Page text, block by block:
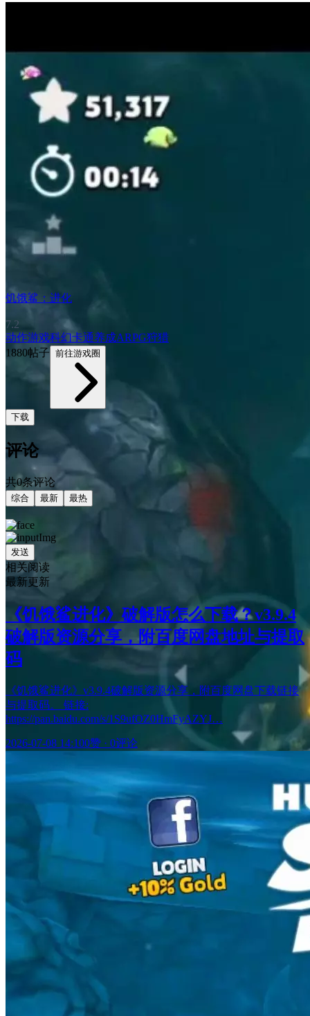
饥饿鲨：进化
7.2
动作游戏科幻卡通养成ARPG狩猎
1880帖子 前往游戏圈
下载
评论
共0条评论
综合 最新 最热
发送
相关阅读
最新更新
《饥饿鲨进化》破解版怎么下载？v3.9.4
破解版资源分享，附百度网盘地址与提取
码
《饥饿鲨进化》v3.9.4破解版资源分享，附百度网盘下载链接
与提取码。 链接:
https://pan.baidu.com/s/1S9ufOZ0HmFyAZYJ…
2026-07-08 14:100赞 · 0评论